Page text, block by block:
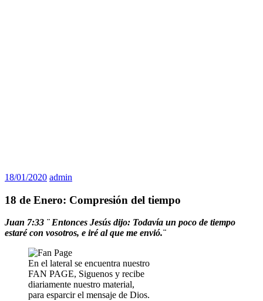
18/01/2020 admin
18 de Enero: Compresión del tiempo
Juan 7:33 ¨ Entonces Jesús dijo: Todavía un poco de tiempo
estaré con vosotros, e iré al que me envió.¨
En el lateral se encuentra nuestro
FAN PAGE, Siguenos y recibe
diariamente nuestro material,
para esparcir el mensaje de Dios.